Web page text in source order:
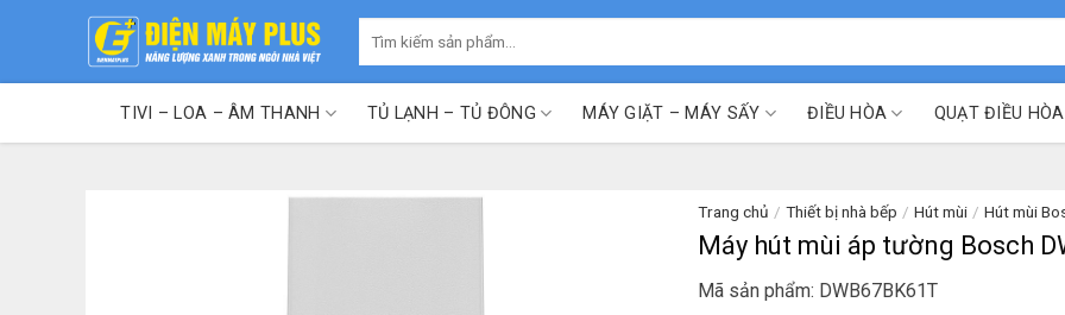
kiếm:
TIVI – LOA – ÂM THANH TỦ LẠNH – TỦ ĐÔNG MÁY GIẶT – MÁY SẤY ĐIỀU HÒA QUẠT ĐIỀU HÒA
Trang chủ / Thiết bị nhà bếp / Hút mùi / Hút mùi
Máy hút mùi áp tường Bosch
Mã sản phẩm: DWB67BK61T